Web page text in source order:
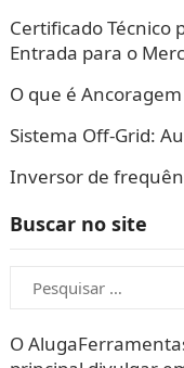
Certificado Técnico
Entrada para o
O que é
Sistema Off-Grid:
Inversor de
Buscar no site
Pesquisar
por:
O